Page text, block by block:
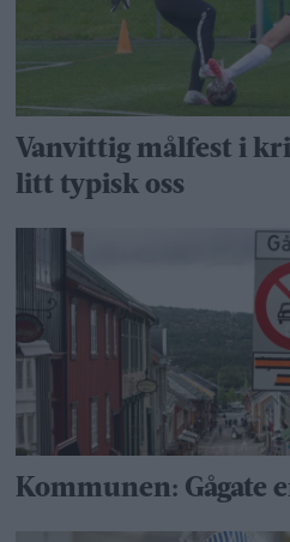
Vanvittig målfest i
litt typisk oss
Kommunen: Gågate